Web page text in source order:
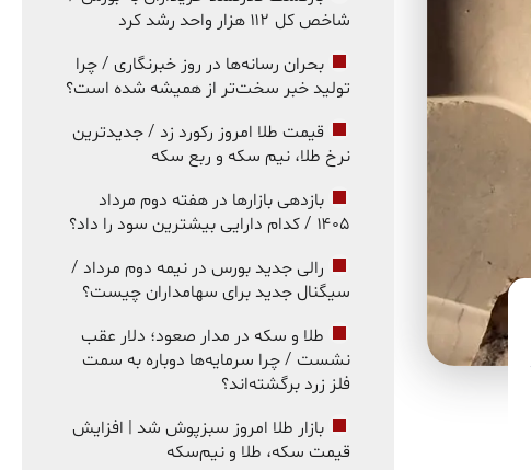
شاخص کل ۱۱۲ هزار واحد رشد کرد
بحران رسانه‌ها در روز خبرنگاری / چرا
تولید خبر سخت‌تر از همیشه شده است؟
قیمت طلا امروز رکورد زد / جدیدترین
نرخ طلا، نیم سکه و ربع سکه
بازدهی بازارها در هفته دوم مرداد
۱۴۰۵ / کدام دارایی بیشترین سود را داد؟
رالی جدید بورس در نیمه دوم مرداد /
سیگنال جدید برای سهامداران چیست؟
طلا و سکه در مدار صعود؛ دلار عقب
نشست / چرا سرمایه‌ها دوباره به سمت
فلز زرد برگشته‌اند؟
بازار طلا امروز سبزپوش شد | افزایش
قیمت سکه، طلا و نیم‌سکه